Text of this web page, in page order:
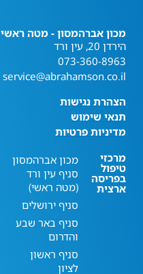
מכון אברהמסון - מטה ראשי
הירדן 20, עין ורד
073-360-8963
service@abrahamson.co.il
הצהרת נגישות
תנאי שימוש
מדיניות פרטיות
מרכזי
טיפול
בפריסה
ארצית
מכון אברהמסון
סניף עין ורד
(מטה ראשי)
סניף ירושלים
סניף באר שבע
והדרום
סניף ראשון
לציון